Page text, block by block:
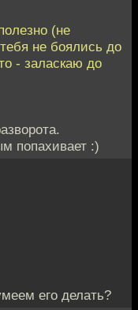
(не
не боялись до
- заласкаю до
попахивает :)
его делать?